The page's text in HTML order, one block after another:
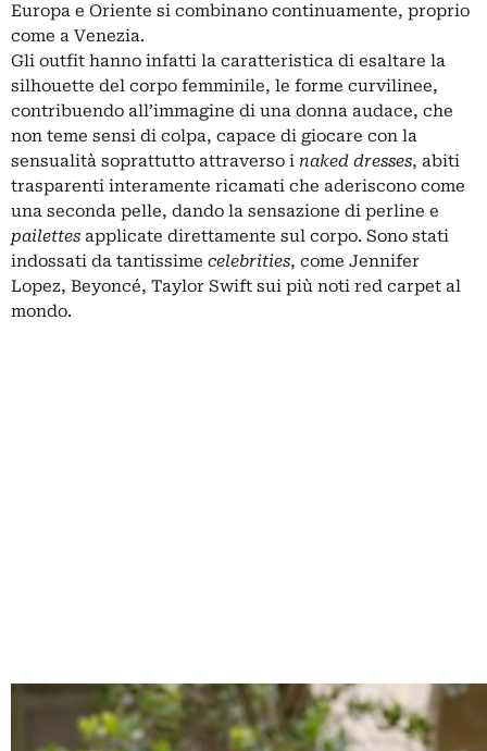
Europa e Oriente si combinano continuamente, proprio
come a Venezia.
Gli outfit hanno infatti la caratteristica di esaltare la
silhouette del corpo femminile, le forme curvilinee,
contribuendo all’immagine di una donna audace, che
non teme sensi di colpa, capace di giocare con la
sensualità soprattutto attraverso i naked dresses, abiti
trasparenti interamente ricamati che aderiscono come
una seconda pelle, dando la sensazione di perline e
pailettes applicate direttamente sul corpo. Sono stati
indossati da tantissime celebrities, come Jennifer
Lopez, Beyoncé, Taylor Swift sui più noti red carpet al
mondo.